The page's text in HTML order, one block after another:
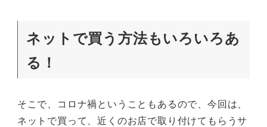
ネットで買う方法もいろいろあ
る！
そこで、コロナ禍ということもあるので、今回は、
ネットで買って、近くのお店で取り付けてもらうサ